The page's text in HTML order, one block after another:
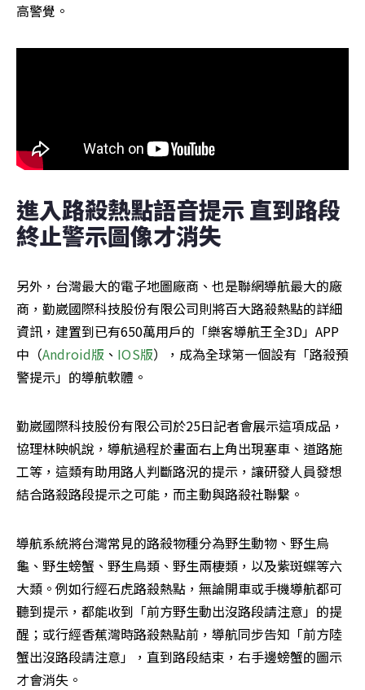
高警覺。
進入路殺熱點語音提示 直到路段
終止警示圖像才消失
另外，台灣最大的電子地圖廠商、也是聯網導航最大的廠
商，勤崴國際科技股份有限公司則將百大路殺熱點的詳細
資訊，建置到已有650萬用戶的「樂客導航王全3D」APP
中（Android版 、 IOS版），成為全球第一個設有「路殺預
警提示」的導航軟體。
勤崴國際科技股份有限公司於25日記者會展示這項成品，
協理林映帆說，導航過程於畫面右上角出現塞車、道路施
工等，這類有助用路人判斷路況的提示，讓研發人員發想
結合路殺路段提示之可能，而主動與路殺社聯繫。
導航系統將台灣常見的路殺物種分為野生動物、野生烏
龜、野生螃蟹、野生鳥類、野生兩棲類，以及紫斑蝶等六
大類。例如行經石虎路殺熱點，無論開車或手機導航都可
聽到提示，都能收到「前方野生動出沒路段請注意」的提
醒；或行經香蕉灣時路殺熱點前，導航同步告知「前方陸
蟹出沒路段請注意」，直到路段結束，右手邊螃蟹的圖示
才會消失。